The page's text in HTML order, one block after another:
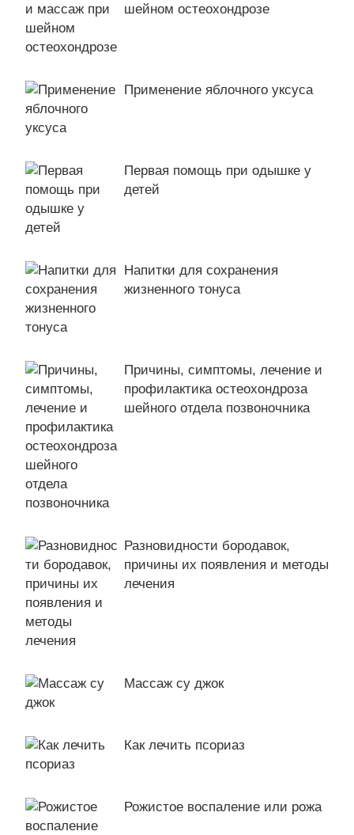
шейном остеохондрозе
Применение яблочного уксуса
Первая помощь при одышке у
детей
Напитки для сохранения
жизненного тонуса
Причины, симптомы, лечение и
профилактика остеохондроза
шейного отдела позвоночника
Разновидности бородавок,
причины их появления и методы
лечения
Массаж су джок
Как лечить псориаз
Рожистое воспаление или рожа